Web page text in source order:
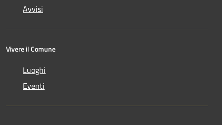
Avvisi
Vivere il Comune
Luoghi
Eventi